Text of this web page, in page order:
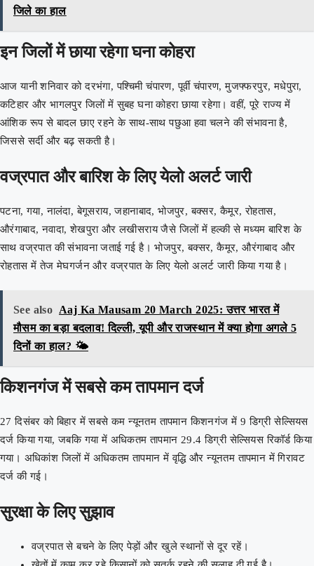
जिले का हाल
इन जिलों में छाया रहेगा घना कोहरा
आज यानी शनिवार को दरभंगा, पश्चिमी चंपारण, पूर्वी चंपारण, मुजफ्फरपुर, मधेपुरा,
कटिहार और भागलपुर जिलों में सुबह घना कोहरा छाया रहेगा। वहीं, पूरे राज्य में
आंशिक रूप से बादल छाए रहने के साथ-साथ पछुआ हवा चलने की संभावना है,
जिससे सर्दी और बढ़ सकती है।
वज्रपात और बारिश के लिए येलो अलर्ट जारी
पटना, गया, नालंदा, बेगूसराय, जहानाबाद, भोजपुर, बक्सर, कैमूर, रोहतास,
औरंगाबाद, नवादा, शेखपुरा और लखीसराय जैसे जिलों में हल्की से मध्यम बारिश के
साथ वज्रपात की संभावना जताई गई है। भोजपुर, बक्सर, कैमूर, औरंगाबाद और
रोहतास में तेज मेघगर्जन और वज्रपात के लिए येलो अलर्ट जारी किया गया है।
See also Aaj Ka Mausam 20 March 2025: उत्तर भारत में
मौसम का बड़ा बदलाव! दिल्ली, यूपी और राजस्थान में क्या होगा अगले 5
दिनों का हाल? 🌤️
किशनगंज में सबसे कम तापमान दर्ज
27 दिसंबर को बिहार में सबसे कम न्यूनतम तापमान किशनगंज में 9 डिग्री सेल्सियस
दर्ज किया गया, जबकि गया में अधिकतम तापमान 29.4 डिग्री सेल्सियस रिकॉर्ड किया
गया। अधिकांश जिलों में अधिकतम तापमान में वृद्धि और न्यूनतम तापमान में गिरावट
दर्ज की गई।
सुरक्षा के लिए सुझाव
वज्रपात से बचने के लिए पेड़ों और खुले स्थानों से दूर रहें।